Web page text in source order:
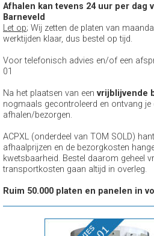
Afhalen kan tevens 24 uur per dag
Barneveld
Let op; Wij zetten de platen van
werktijden klaar, dus bestel op tijd.
Voor telefonisch advies en/of een
01
Na het plaatsen van een vrijblijvende
nogmaals gecontroleerd en ontvang
afhalen/bezorgen.
ACPXL (onderdeel van TOM SOLD)
afhaalprijzen en de bezorgkosten
kwetsbaarheid. Bestel daarom geheel
transportkosten gaan altijd in overleg.
Ruim 50.000 platen en panelen in